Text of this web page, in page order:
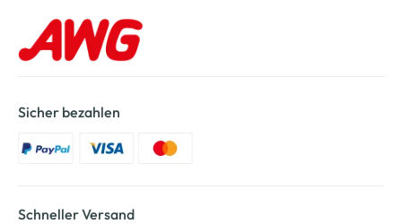
Sicher bezahlen
Schneller Versand